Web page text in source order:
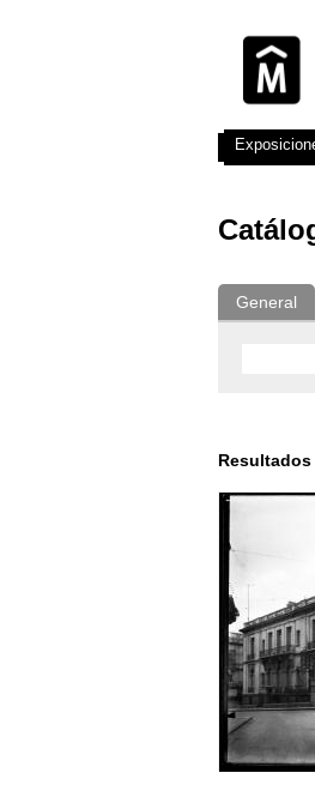
General
Resultados